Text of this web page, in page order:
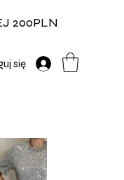
200PLN
się